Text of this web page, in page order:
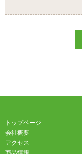
トップページ
会社概要
アクセス